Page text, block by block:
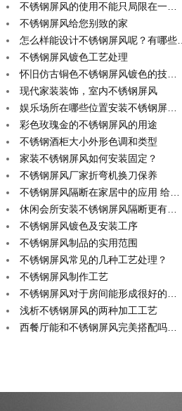
不锈钢屏风的使用不能只局限在一…
不锈钢屏风给您别致的家
怎么样能设计不锈钢屏风呢？有哪些…
不锈钢屏风镀色工艺处理
怀旧仿古铜色不锈钢屏风镀色的技…
现代家装装饰，室内不锈钢屏风
娱乐场所在哪些位置安装不锈钢屏…
彩色玫瑰金的不锈钢屏风的用途
不锈钢酒柜大小外形色调和类型
家装不锈钢屏风如何安装固定？
不锈钢屏风厂家折弯机换刀保养
不锈钢屏风隔断在家居中的应用 给…
休闲会所安装不锈钢屏风隔断更有…
不锈钢屏风镀色及安装工序
不锈钢屏风制品的实用范围
不锈钢屏风常见的几种工艺处理？
不锈钢屏风制作工艺
不锈钢屏风对于房间能形成很好的…
浅析不锈钢屏风的两种加工工艺
西餐厅能和不锈钢屏风完美搭配吗…